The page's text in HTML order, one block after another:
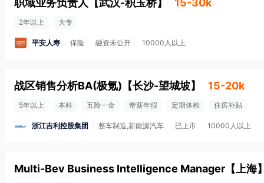
职域业务负责人 【武汉-积玉桥】 15-30k
2年以上 大专
平安人寿 保险 融资未公开 10000人以上
战区销售分析BA(极氪) 【长沙-望城坡】 15-20k
5年以上 本科 五险一金 带薪年假 定期体检 住房补贴
浙江吉利控股集团 整车制造,新能源汽车 已上市 10000人以上
Multi-Bev Business Intelligence Manager 【 上海